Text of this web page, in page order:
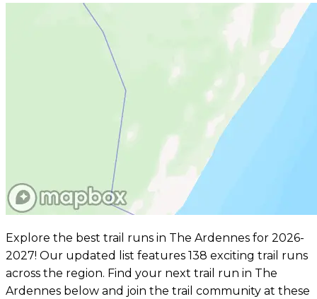
Explore the best trail runs in The Ardennes for 2026-
2027! Our updated list features 138 exciting trail runs
across the region. Find your next trail run in The
Ardennes below and join the trail community at these